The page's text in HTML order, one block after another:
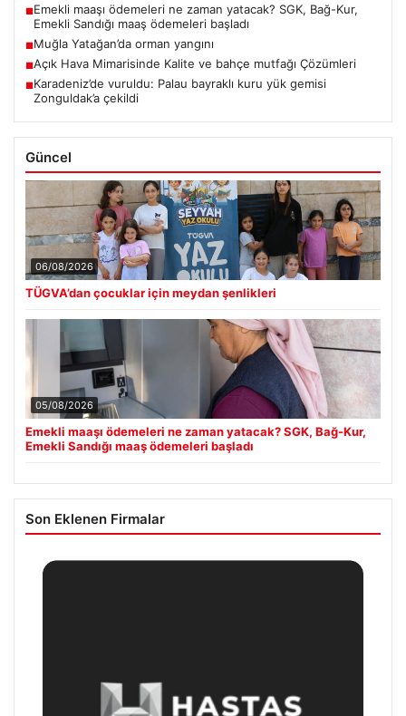
■Emekli maaşı ödemeleri ne zaman yatacak? SGK, Bağ-Kur,
Emekli Sandığı maaş ödemeleri başladı
■Muğla Yatağan’da orman yangını
■Açık Hava Mimarisinde Kalite ve bahçe mutfağı Çözümleri
■Karadeniz’de vuruldu: Palau bayraklı kuru yük gemisi
Zonguldak’a çekildi
Güncel
06/08/2026
TÜGVA’dan çocuklar için meydan şenlikleri
05/08/2026
Emekli maaşı ödemeleri ne zaman yatacak? SGK, Bağ-Kur,
Emekli Sandığı maaş ödemeleri başladı
Son Eklenen Firmalar